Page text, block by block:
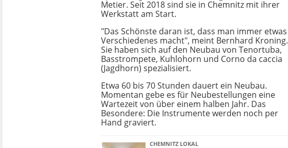
Metier. Seit 2018 sind sie in Chemnitz mit ihrer
Werkstatt am Start.
"Das Schönste daran ist, dass man immer etwas
Verschiedenes macht", meint Bernhard Kroning.
Sie haben sich auf den Neubau von Tenortuba,
Basstrompete, Kuhlohorn und Corno da caccia
(Jagdhorn) spezialisiert.
Etwa 60 bis 70 Stunden dauert ein Neubau.
Momentan gebe es für Neubestellungen eine
Wartezeit von über einem halben Jahr. Das
Besondere: Die Instrumente werden noch per
Hand graviert.
CHEMNITZ LOKAL